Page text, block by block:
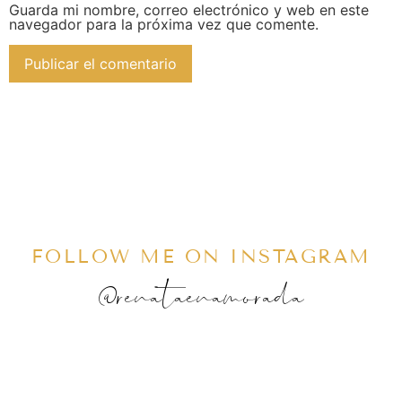
Guarda mi nombre, correo electrónico y web en este
navegador para la próxima vez que comente.
FOLLOW ME ON INSTAGRAM
@renataenamorada